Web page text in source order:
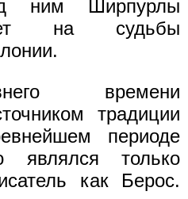
ним Ширпурлы
на судьбы
времени
традиции
периоде
являлся только
как Берос.